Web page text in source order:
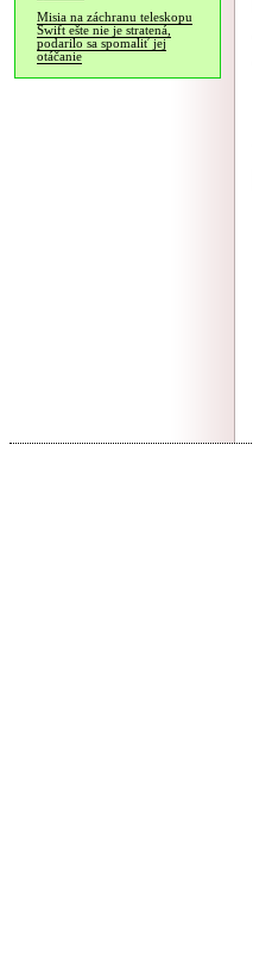
Misia na záchranu teleskopu
Swift ešte nie je stratená,
podarilo sa spomaliť jej
otáčanie